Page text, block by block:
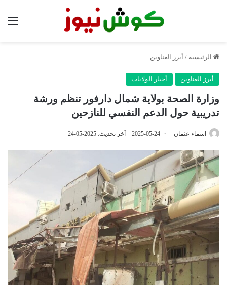
الرئيسية / أبرز العناوين
أبرز العناوين أخبار الولايات
وزارة الصحة بولاية شمال دارفور تنظم ورشة
تدريبية حول الدعم النفسي للنازحين
اسماء عثمان 2025-05-24 آخر تحديث: 2025-05-24